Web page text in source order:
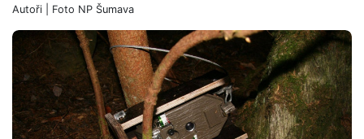
Autoři | Foto NP Šumava